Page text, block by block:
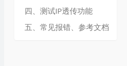
四、测试IP透传功能
五、常见报错、参考文档